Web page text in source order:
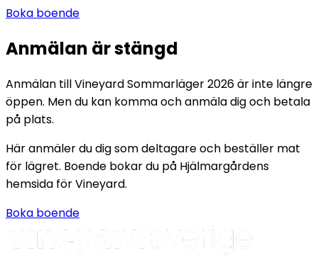
Boka boende
Anmälan är stängd
Anmälan till Vineyard Sommarläger 2026 är inte längre
öppen. Men du kan komma och anmäla dig och betala
på plats.
Här anmäler du dig som deltagare och beställer mat
för lägret. Boende bokar du på Hjälmargårdens
hemsida för Vineyard.
Boka boende